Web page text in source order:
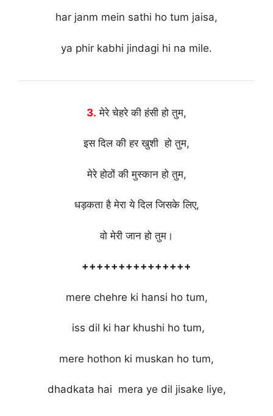
har janm mein sathi ho tum jaisa,
ya phir kabhi jindagi hi na mile.
3. मेरे चेहरे की हंसी हो तुम,
इस दिल की हर खुशी हो तुम,
मेरे होठों की मुस्कान हो तुम,
धड़कता है मेरा ये दिल जिसके लिए,
वो मेरी जान हो तुम।
+++++++++++++++
mere chehre ki hansi ho tum,
iss dil ki har khushi ho tum,
mere hothon ki muskan ho tum,
dhadkata hai mera ye dil jisake liye,